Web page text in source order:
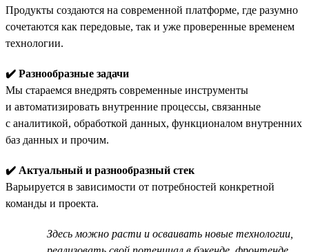
Продукты создаются на современной платформе, где разумно
сочетаются как передовые, так и уже проверенные временем
технологии.
✔️ Разнообразные задачи
Мы стараемся внедрять современные инструменты
и автоматизировать внутренние процессы, связанные
с аналитикой, обработкой данных, функционалом внутренних
баз данных и прочим.
✔️ Актуальный и разнообразный стек
Варьируется в зависимости от потребностей конкретной
команды и проекта.
Здесь можно расти и осваивать новые технологии,